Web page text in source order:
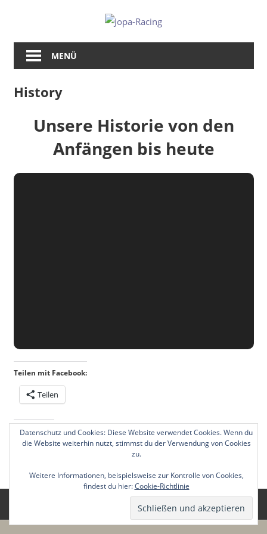
MENÜ
History
Unsere Historie von den
Anfängen bis heute
Teilen mit Facebook:
Teilen
Gefällt mir:
WordPress Theme: Beetle by ThemeZee.
Datenschutz und Cookies: Diese Website verwendet Cookies. Wenn du
die Website weiterhin nutzt, stimmst du der Verwendung von Cookies
zu.
Weitere Informationen, beispielsweise zur Kontrolle von Cookies,
findest du hier:Cookie-Richtlinie